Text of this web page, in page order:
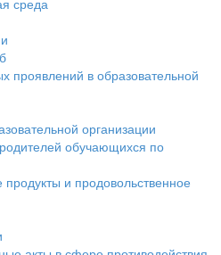
среда
проявлений в образовательной
организации
обучающихся по
и продовольственное